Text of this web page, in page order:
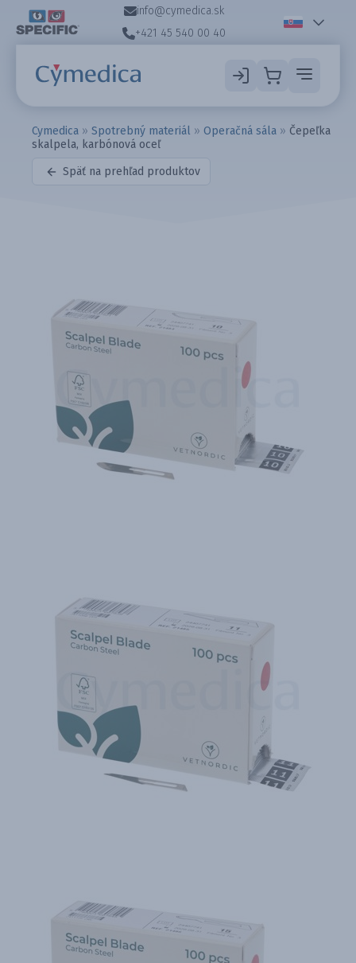
info@cymedica.sk
+421 45 540 00 40
Cymedica » Spotrebný materiál » Operačná sála » Čepeľka
skalpela, karbónová oceľ
Späť na prehľad produktov